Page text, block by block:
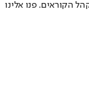
הקוראים. פנו אלינו